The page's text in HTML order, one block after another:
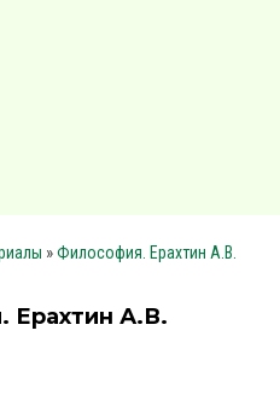
»Философия. Ерахтин А.В.
Ерахтин А.В.